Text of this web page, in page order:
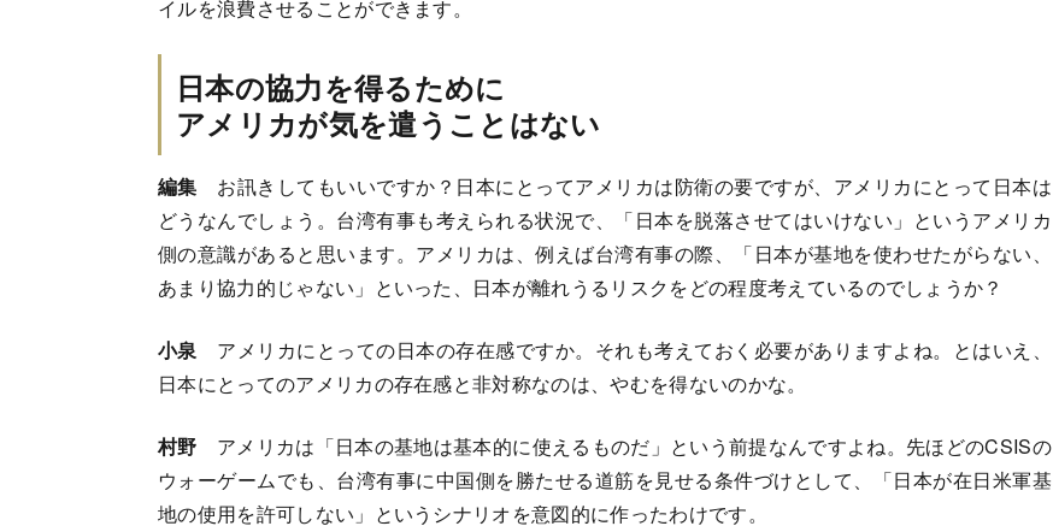
イルを浪費させることができます。
日本の協力を得るために
アメリカが気を遣うことはない
編集 お訊きしてもいいですか？日本にとってアメリカは防衛の要ですが、アメリカにとって日本は
どうなんでしょう。台湾有事も考えられる状況で、「日本を脱落させてはいけない」というアメリカ
側の意識があると思います。アメリカは、例えば台湾有事の際、「日本が基地を使わせたがらない、
あまり協力的じゃない」といった、日本が離れうるリスクをどの程度考えているのでしょうか？
小泉 アメリカにとっての日本の存在感ですか。それも考えておく必要がありますよね。とはいえ、
日本にとってのアメリカの存在感と非対称なのは、やむを得ないのかな。
村野 アメリカは「日本の基地は基本的に使えるものだ」という前提なんですよね。先ほどのCSISの
ウォーゲームでも、台湾有事に中国側を勝たせる道筋を見せる条件づけとして、「日本が在日米軍基
地の使用を許可しない」というシナリオを意図的に作ったわけです。